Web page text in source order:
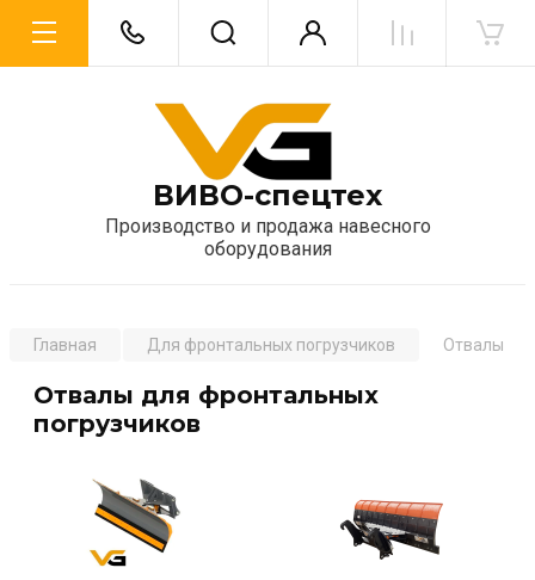
ВИВО-спецтех
Производство и продажа навесного
оборудования
Главная Для фронтальных погрузчиков Отвалы
Отвалы для фронтальных
погрузчиков